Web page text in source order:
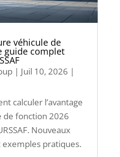
véhicule de
guide complet
| Juil 10, 2026 |
calculer l’avantage
de fonction 2026
Nouveaux
pratiques.